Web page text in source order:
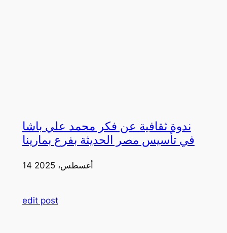
ندوة ثقافية عن فكر محمد علي باشا
في تأسيس مصر الحديثة بفرع بمارينا
14 أغسطس، 2025
edit post